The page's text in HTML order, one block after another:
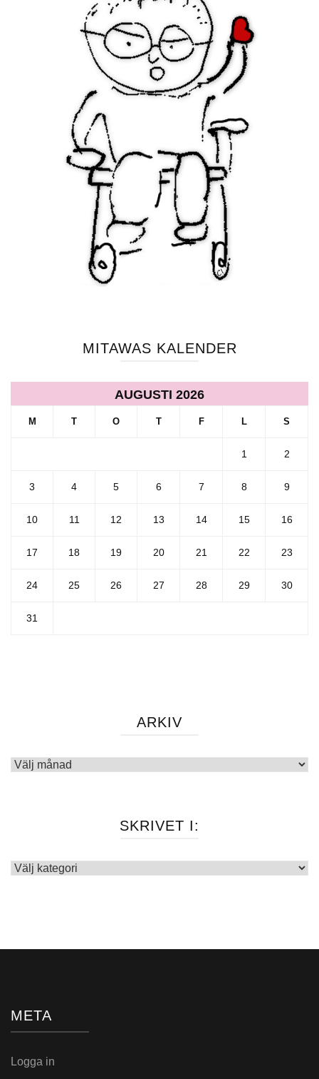
MITAWAS KALENDER
AUGUSTI 2026
M T O T F L S
1 2
3 4 5 6 7 8 9
10 11 12 13 14 15 16
17 18 19 20 21 22 23
24 25 26 27 28 29 30
31
ARKIV
Arkiv
SKRIVET I:
Skrivet
META
Logga in